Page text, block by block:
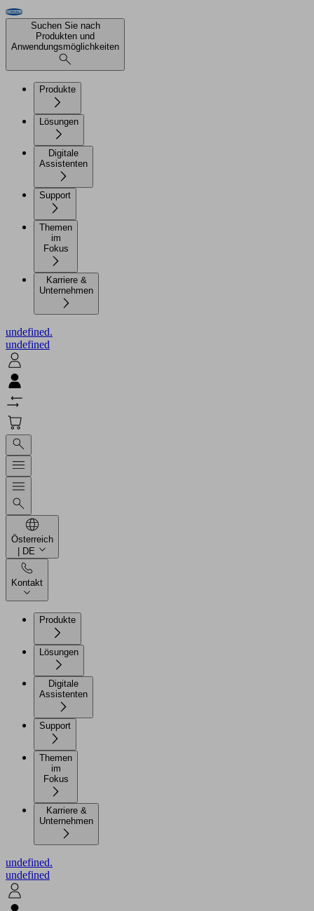
Suchen Sie nach
Produkten und
Anwendungsmöglichkeiten
Produkte
Lösungen
Digitale
Assistenten
Support
Themen
im
Karriere &
Unternehmen
undefined.
undefined
Österreich
| DE
Kontakt
Produkte
Lösungen
Digitale
Assistenten
Support
Themen
im
Karriere &
Unternehmen
undefined.
undefined